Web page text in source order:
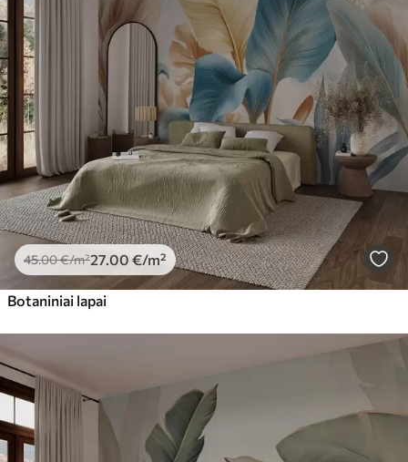
45.00€/m²27 .00 €/m²
Botaniniai lapai